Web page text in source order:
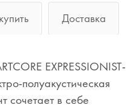
Доставка
EXPRESSIONIST-
полуакустическая
сочетает в себе